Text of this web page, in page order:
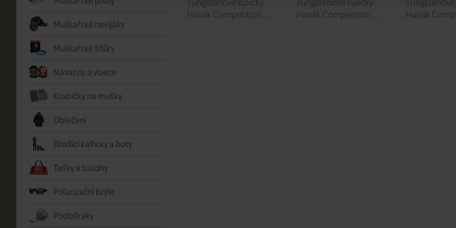
Muškařské navijáky
Muškařské šňůry
Návazce a vlasce
Krabičky na mušky
Oblečení
Brodící kalhoty a boty
Tašky a batohy
Polarizační brýle
Podběráky
Hanák Competition ...
Hanák Competition ...
Hanák